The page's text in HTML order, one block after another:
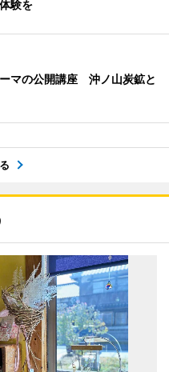
験を
マの公開講座 沖ノ山炭鉱と